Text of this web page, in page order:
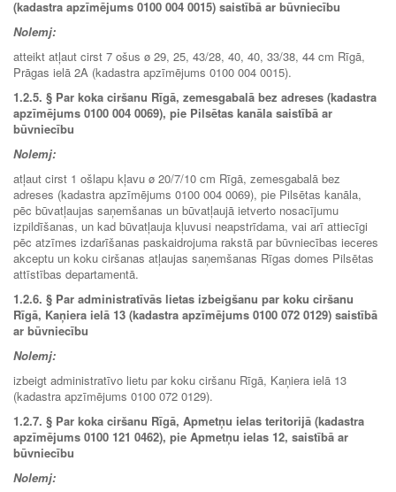
(kadastra apzīmējums 0100 004 0015) saistībā ar būvniecību
Nolemj:
atteikt atļaut cirst 7 ošus ø 29, 25, 43/28, 40, 40, 33/38, 44 cm Rīgā,
Prāgas ielā 2A (kadastra apzīmējums 0100 004 0015).
1.2.5. § Par koka ciršanu Rīgā, zemesgabalā bez adreses (kadastra
apzīmējums 0100 004 0069), pie Pilsētas kanāla saistībā ar
būvniecību
Nolemj:
atļaut cirst 1 ošlapu kļavu ø 20/7/10 cm Rīgā, zemesgabalā bez
adreses (kadastra apzīmējums 0100 004 0069), pie Pilsētas kanāla,
pēc būvatļaujas saņemšanas un būvatļaujā ietverto nosacījumu
izpildīšanas, un kad būvatļauja kļuvusi neapstrīdama, vai arī attiecīgi
pēc atzīmes izdarīšanas paskaidrojuma rakstā par būvniecības ieceres
akceptu un koku ciršanas atļaujas saņemšanas Rīgas domes Pilsētas
attīstības departamentā.
1.2.6. § Par administratīvās lietas izbeigšanu par koku ciršanu
Rīgā, Kaņiera ielā 13 (kadastra apzīmējums 0100 072 0129) saistībā
ar būvniecību
Nolemj:
izbeigt administratīvo lietu par koku ciršanu Rīgā, Kaņiera ielā 13
(kadastra apzīmējums 0100 072 0129).
1.2.7. § Par koka ciršanu Rīgā, Apmetņu ielas teritorijā (kadastra
apzīmējums 0100 121 0462), pie Apmetņu ielas 12, saistībā ar
būvniecību
Nolemj: